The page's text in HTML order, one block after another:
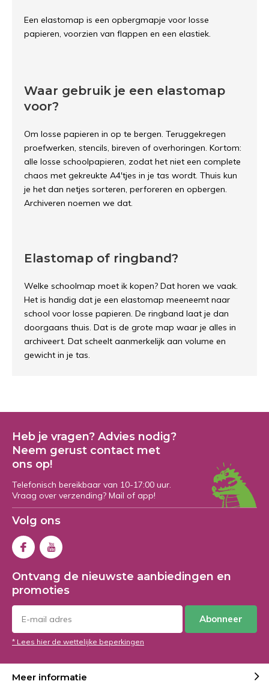
Een elastomap is een opbergmapje voor losse
papieren, voorzien van flappen en een elastiek.
Waar gebruik je een elastomap
voor?
Om losse papieren in op te bergen. Teruggekregen
proefwerken, stencils, bireven of overhoringen. Kortom:
alle losse schoolpapieren, zodat het niet een complete
chaos met gekreukte A4'tjes in je tas wordt. Thuis kun
je het dan netjes sorteren, perforeren en opbergen.
Archiveren noemen we dat.
Elastomap of ringband?
Welke schoolmap moet ik kopen? Dat horen we vaak.
Het is handig dat je een elastomap meeneemt naar
school voor losse papieren. De ringband laat je dan
doorgaans thuis. Dat is de grote map waar je alles in
archiveert. Dat scheelt aanmerkelijk aan volume en
gewicht in je tas.
Heb je vragen? Advies nodig?
Neem gerust contact met
ons op!
Telefonisch bereikbaar van 10-17:00 uur.
Vraag over verzending? Mail of app!
Volg ons
Ontvang de nieuwste aanbiedingen en
promoties
Abonneer
* Lees hier de wettelijke beperkingen
Meer informatie